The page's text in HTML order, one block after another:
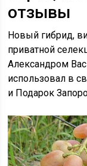
отзывы
Новый гибрид,
приватной
Александром
использовал в
и Подарок